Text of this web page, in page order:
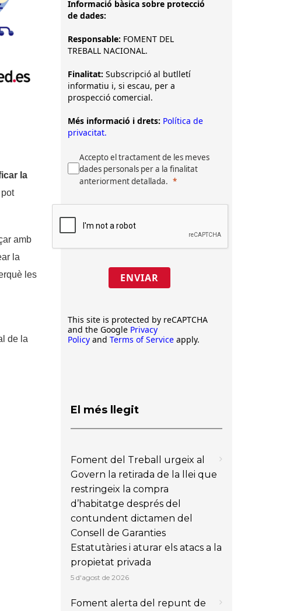
la
amb
la
les
de la
Informació bàsica sobre protecció
de dades:
Responsable: FOMENT DEL
TREBALL NACIONAL.
Finalitat: Subscripció al butlletí
informatiu i, si escau, per a
prospecció comercial.
Més informació i drets: Política de
privacitat.
Accepto el tractament de les meves
dades personals per a la finalitat
anteriorment detallada.
ENVIAR
This site is protected by reCAPTCHA
and the Google Privacy
Policy and Terms of Service apply.
El més llegit
Foment del Treball urgeix al
Govern la retirada de la llei que
restringeix la compra
d’habitatge després del
contundent dictamen del
Consell de Garanties
Estatutàries i aturar els atacs a la
propietat privada
5 d'agost de 2026
Foment alerta del repunt de